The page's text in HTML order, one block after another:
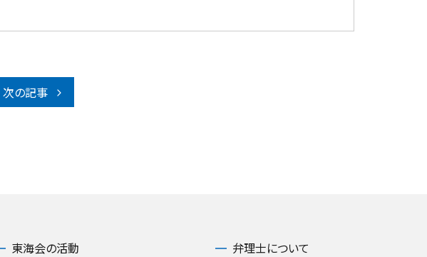
次の記事
東海会の活動
弁理士について